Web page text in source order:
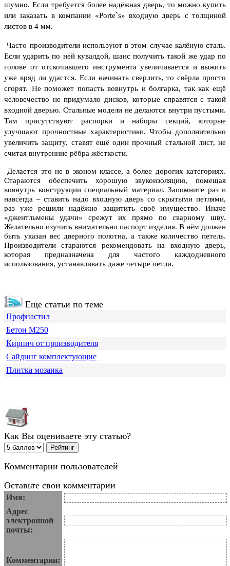
шумно. Если требуется более надёжная дверь, то можно купить
или заказать в компании «Porte`s» входную дверь с толщиной
листов в 4 мм.
Часто производители используют в этом случае калёную сталь.
Если ударить по ней кувалдой, шанс получить такой же удар по
голове от отскочившего инструмента увеличивается и выжить
уже вряд ли удастся. Если начинать сверлить, то свёрла просто
сгорят. Не поможет попасть вовнутрь и болгарка, так как ещё
человечество не придумало дисков, которые справятся с такой
входной дверью. Стальные модели не делаются внутри пустыми.
Там присутствуют распорки и наборы секций, которые
улучшают прочностные характеристики. Чтобы дополнительно
увеличить защиту, ставят ещё один прочный стальной лист, не
считая внутренние рёбра жёсткости.
Делается это не в эконом классе, а более дорогих категориях.
Стараются обеспечить хорошую звукоизоляцию, помещая
вовнутрь конструкции специальный материал. Запомните раз и
навсегда – ставить надо входную дверь со скрытыми петлями,
раз уже решили надёжно защитить своё имущество. Иначе
«джентльмены удачи» срежут их прямо по сварному шву.
Желательно изучить внимательно паспорт изделия. В нём должен
быть указан вес дверного полотна, а также количество петель.
Производители стараются рекомендовать на входную дверь,
которая предназначена для частого каждодневного
использования, устанавливать даже четыре петли.
Еще статьи по теме
Профнастил
Бетон М250
Кирпич от производителя
Сайдинг комплектующие
Плитка мозаика
Как Вы оцениваете эту статью?
Комментарии пользователей
Оставьте свои комментарии
Имя:
Адрес
электронной
почты:
Комментарии: